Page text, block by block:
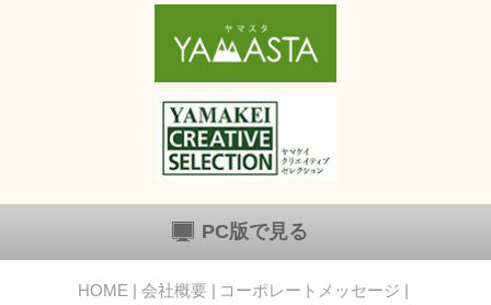
PC版で見る
HOME 会社概要 コーポレートメッセージ